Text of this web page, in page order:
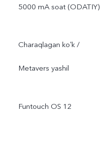
5000 mA soat (ODATIY)
Charaqlagan koʻk /
Metavers yashil
Funtouch OS 12